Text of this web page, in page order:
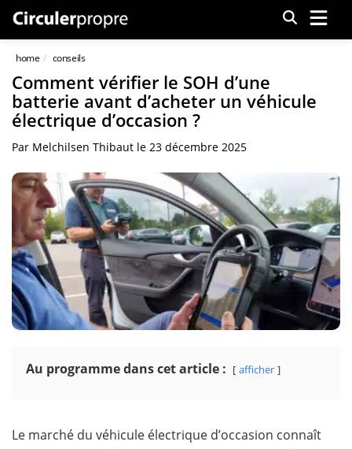
Menu
home conseils
Comment vérifier le SOH d’une
batterie avant d’acheter un véhicule
électrique d’occasion ?
Par Melchilsen Thibaut le 23 décembre 2025
Au programme dans cet article : afficher
Le marché du véhicule électrique d’occasion connaît